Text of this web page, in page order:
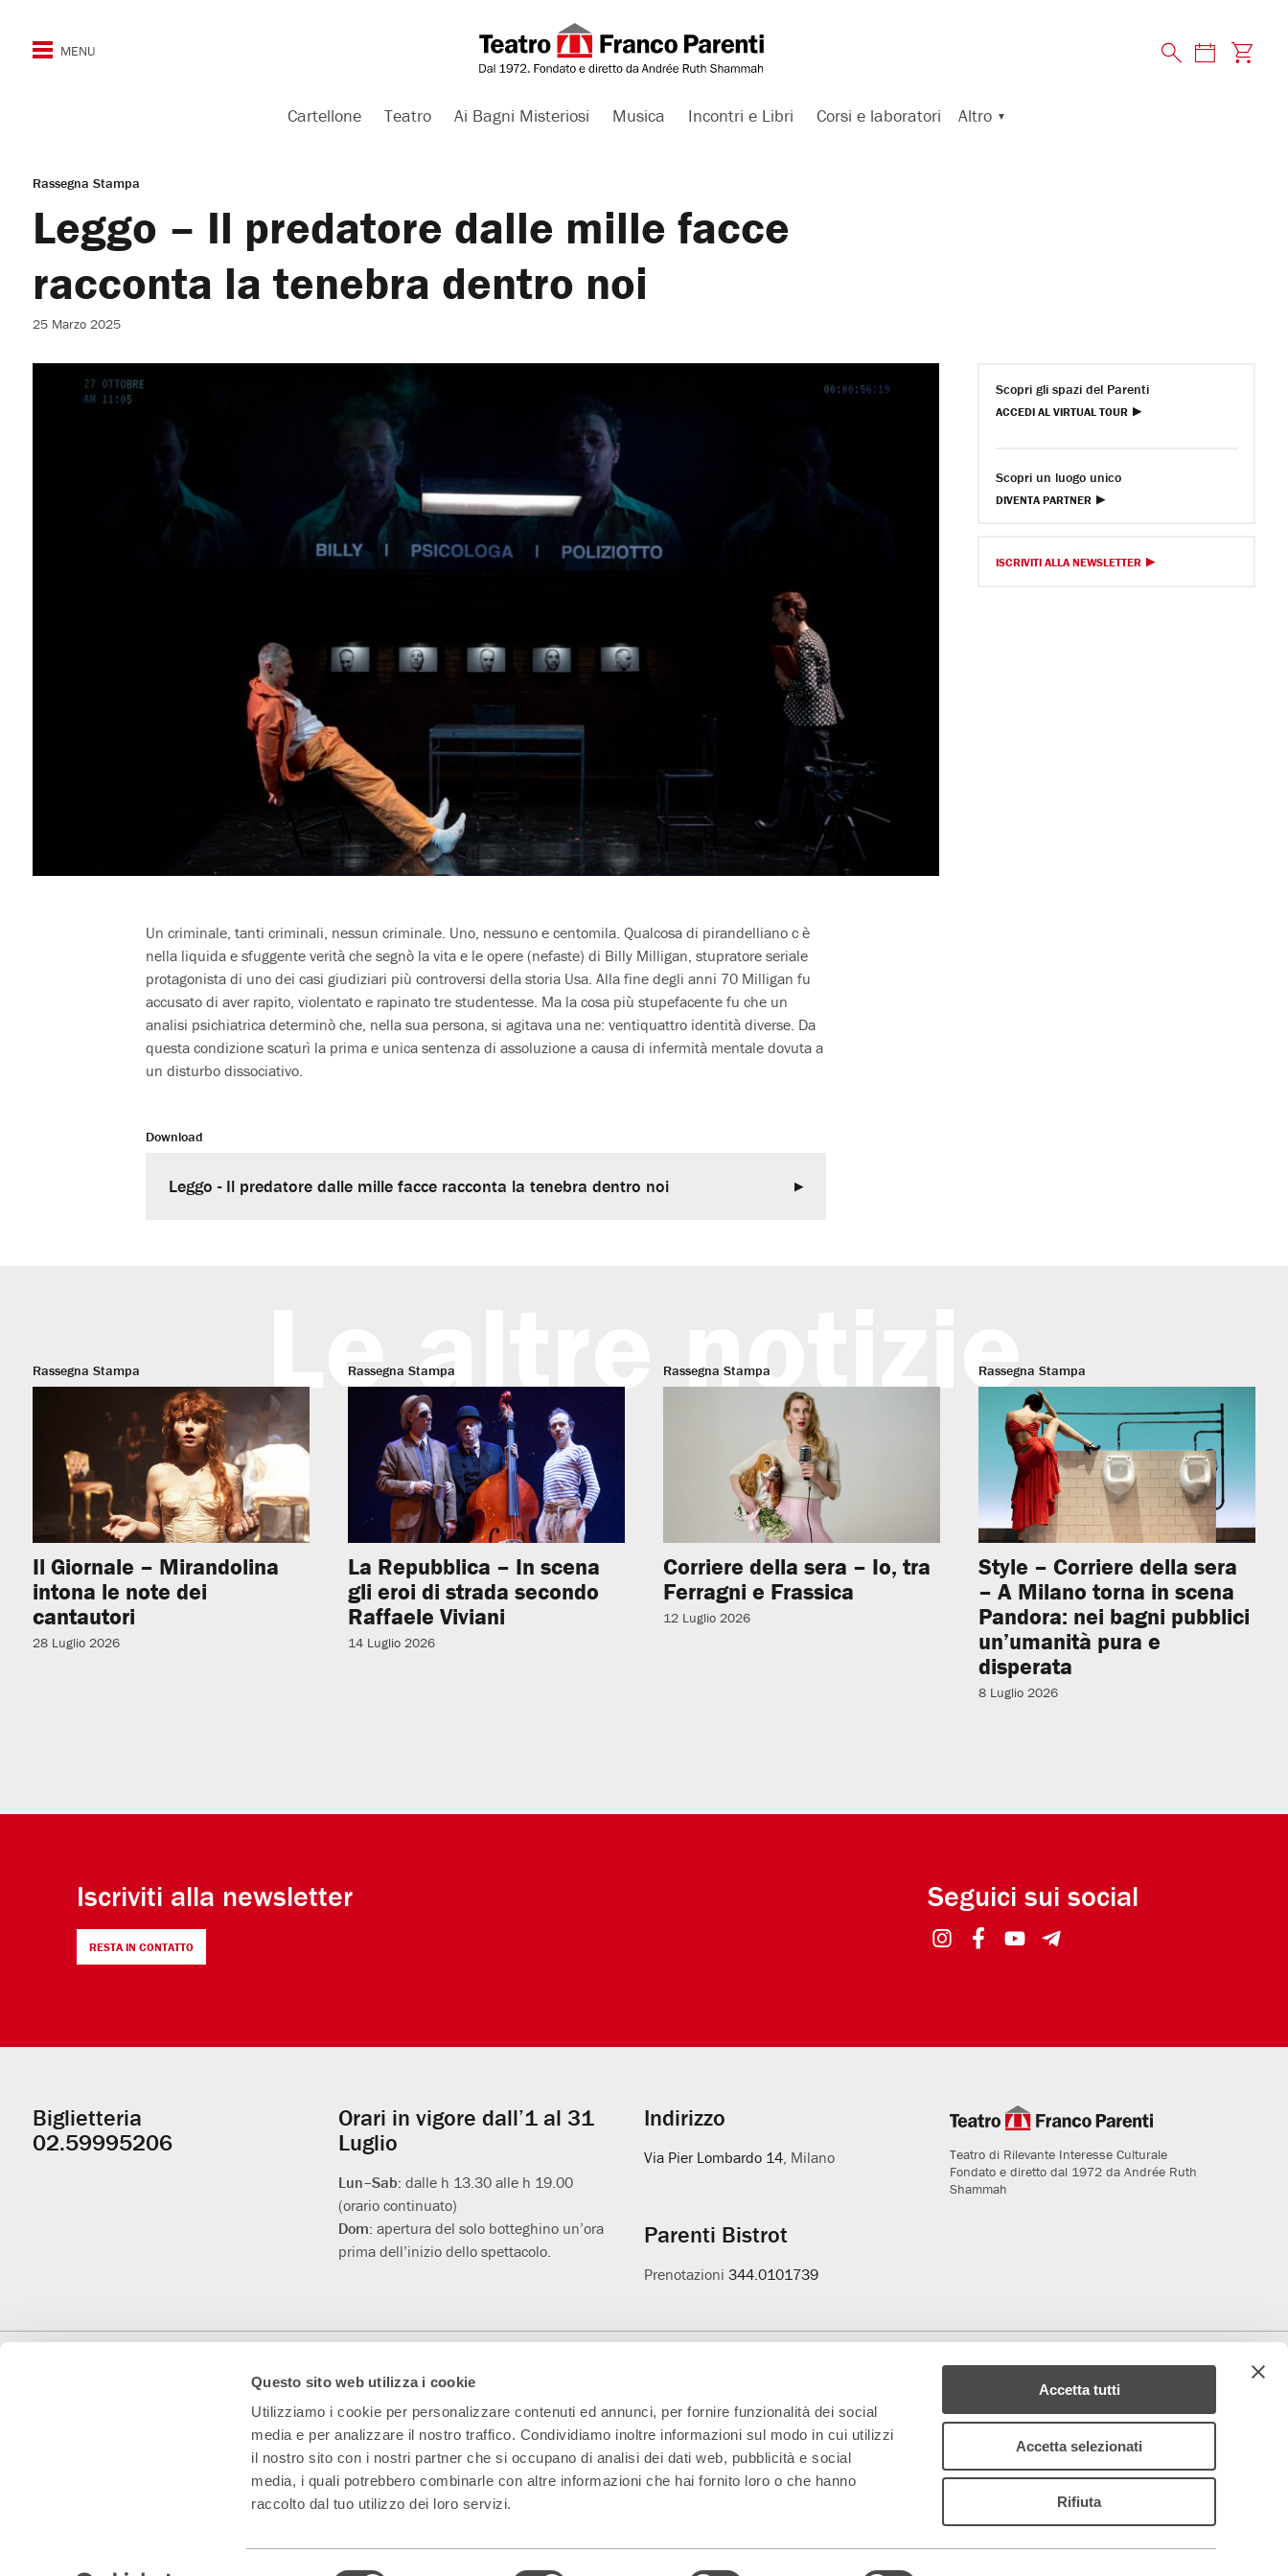
Questo sito web utilizza i cookie
Utilizziamo i cookie per personalizzare contenuti ed annunci, per fornire funzionalità dei social
media e per analizzare il nostro traffico. Condividiamo inoltre informazioni sul modo in cui utilizzi
il nostro sito con i nostri partner che si occupano di analisi dei dati web, pubblicità e social
media, i quali potrebbero combinarle con altre informazioni che hai fornito loro o che hanno
raccolto dal tuo utilizzo dei loro servizi.
Accetta tutti
Accetta selezionati
Rifiuta
Cartellone Teatro Ai Bagni Misteriosi Musica Incontri e Libri Corsi e laboratori Altro
Rassegna Stampa
Leggo – Il predatore dalle mille facce
racconta la tenebra dentro noi
25 Marzo 2025
Un criminale, tanti criminali, nessun criminale. Uno, nessuno e centomila. Qualcosa di pirandelliano c è
nella liquida e sfuggente verità che segnò la vita e le opere (nefaste) di Billy Milligan, stupratore seriale
protagonista di uno dei casi giudiziari più controversi della storia Usa. Alla fine degli anni 70 Milligan fu
accusato di aver rapito, violentato e rapinato tre studentesse. Ma la cosa più stupefacente fu che un
analisi psichiatrica determinò che, nella sua persona, si agitava una ne: ventiquattro identità diverse. Da
questa condizione scaturì la prima e unica sentenza di assoluzione a causa di infermità mentale dovuta a
un disturbo dissociativo.
Download
Leggo - Il predatore dalle mille facce racconta la tenebra dentro noi
Scopri gli spazi del Parenti
ACCEDI AL VIRTUAL TOUR
Scopri un luogo unico
DIVENTA PARTNER
ISCRIVITI ALLA NEWSLETTER
Le altre notizie
Rassegna Stampa
Il Giornale – Mirandolina
intona le note dei
cantautori
28 Luglio 2026
Rassegna Stampa
La Repubblica – In scena
gli eroi di strada secondo
Raffaele Viviani
14 Luglio 2026
Rassegna Stampa
Corriere della sera – Io, tra
Ferragni e Frassica
12 Luglio 2026
Rassegna Stampa
Style – Corriere della sera
– A Milano torna in scena
Pandora: nei bagni pubblici
un’umanità pura e
disperata
8 Luglio 2026
Iscriviti alla newsletter
RESTA IN CONTATTO
Seguici sui social
Informazioni
utili
Biglietteria
02.59995206
Orari in vigore dall’1 al 31
Luglio
Lun–Sab: dalle h 13.30 alle h 19.00
(orario continuato)
Dom: apertura del solo botteghino un’ora
prima dell’inizio dello spettacolo.
Indirizzo
Via Pier Lombardo 14, Milano
Parenti Bistrot
Prenotazioni 344.0101739
Teatro di Rilevante Interesse Culturale
Fondato e diretto dal 1972 da Andrée Ruth
Shammah
Con il sostegno di Teatro Convenzionato Main Partner Media Partner